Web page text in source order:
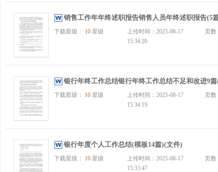
销售工作年年终述职报告销售人员年终述职报告(5
下载星级： 10 星级
上传时间：2025-08-17
15:34:20
页
银行年终工作总结银行年终工作总结不足和改进9
下载星级： 10 星级
上传时间：2025-08-17
15:34:19
页
银行年度个人工作总结(模板14篇)(文件)
下载星级： 10 星级
上传时间：2025-08-17
15:33:47
页